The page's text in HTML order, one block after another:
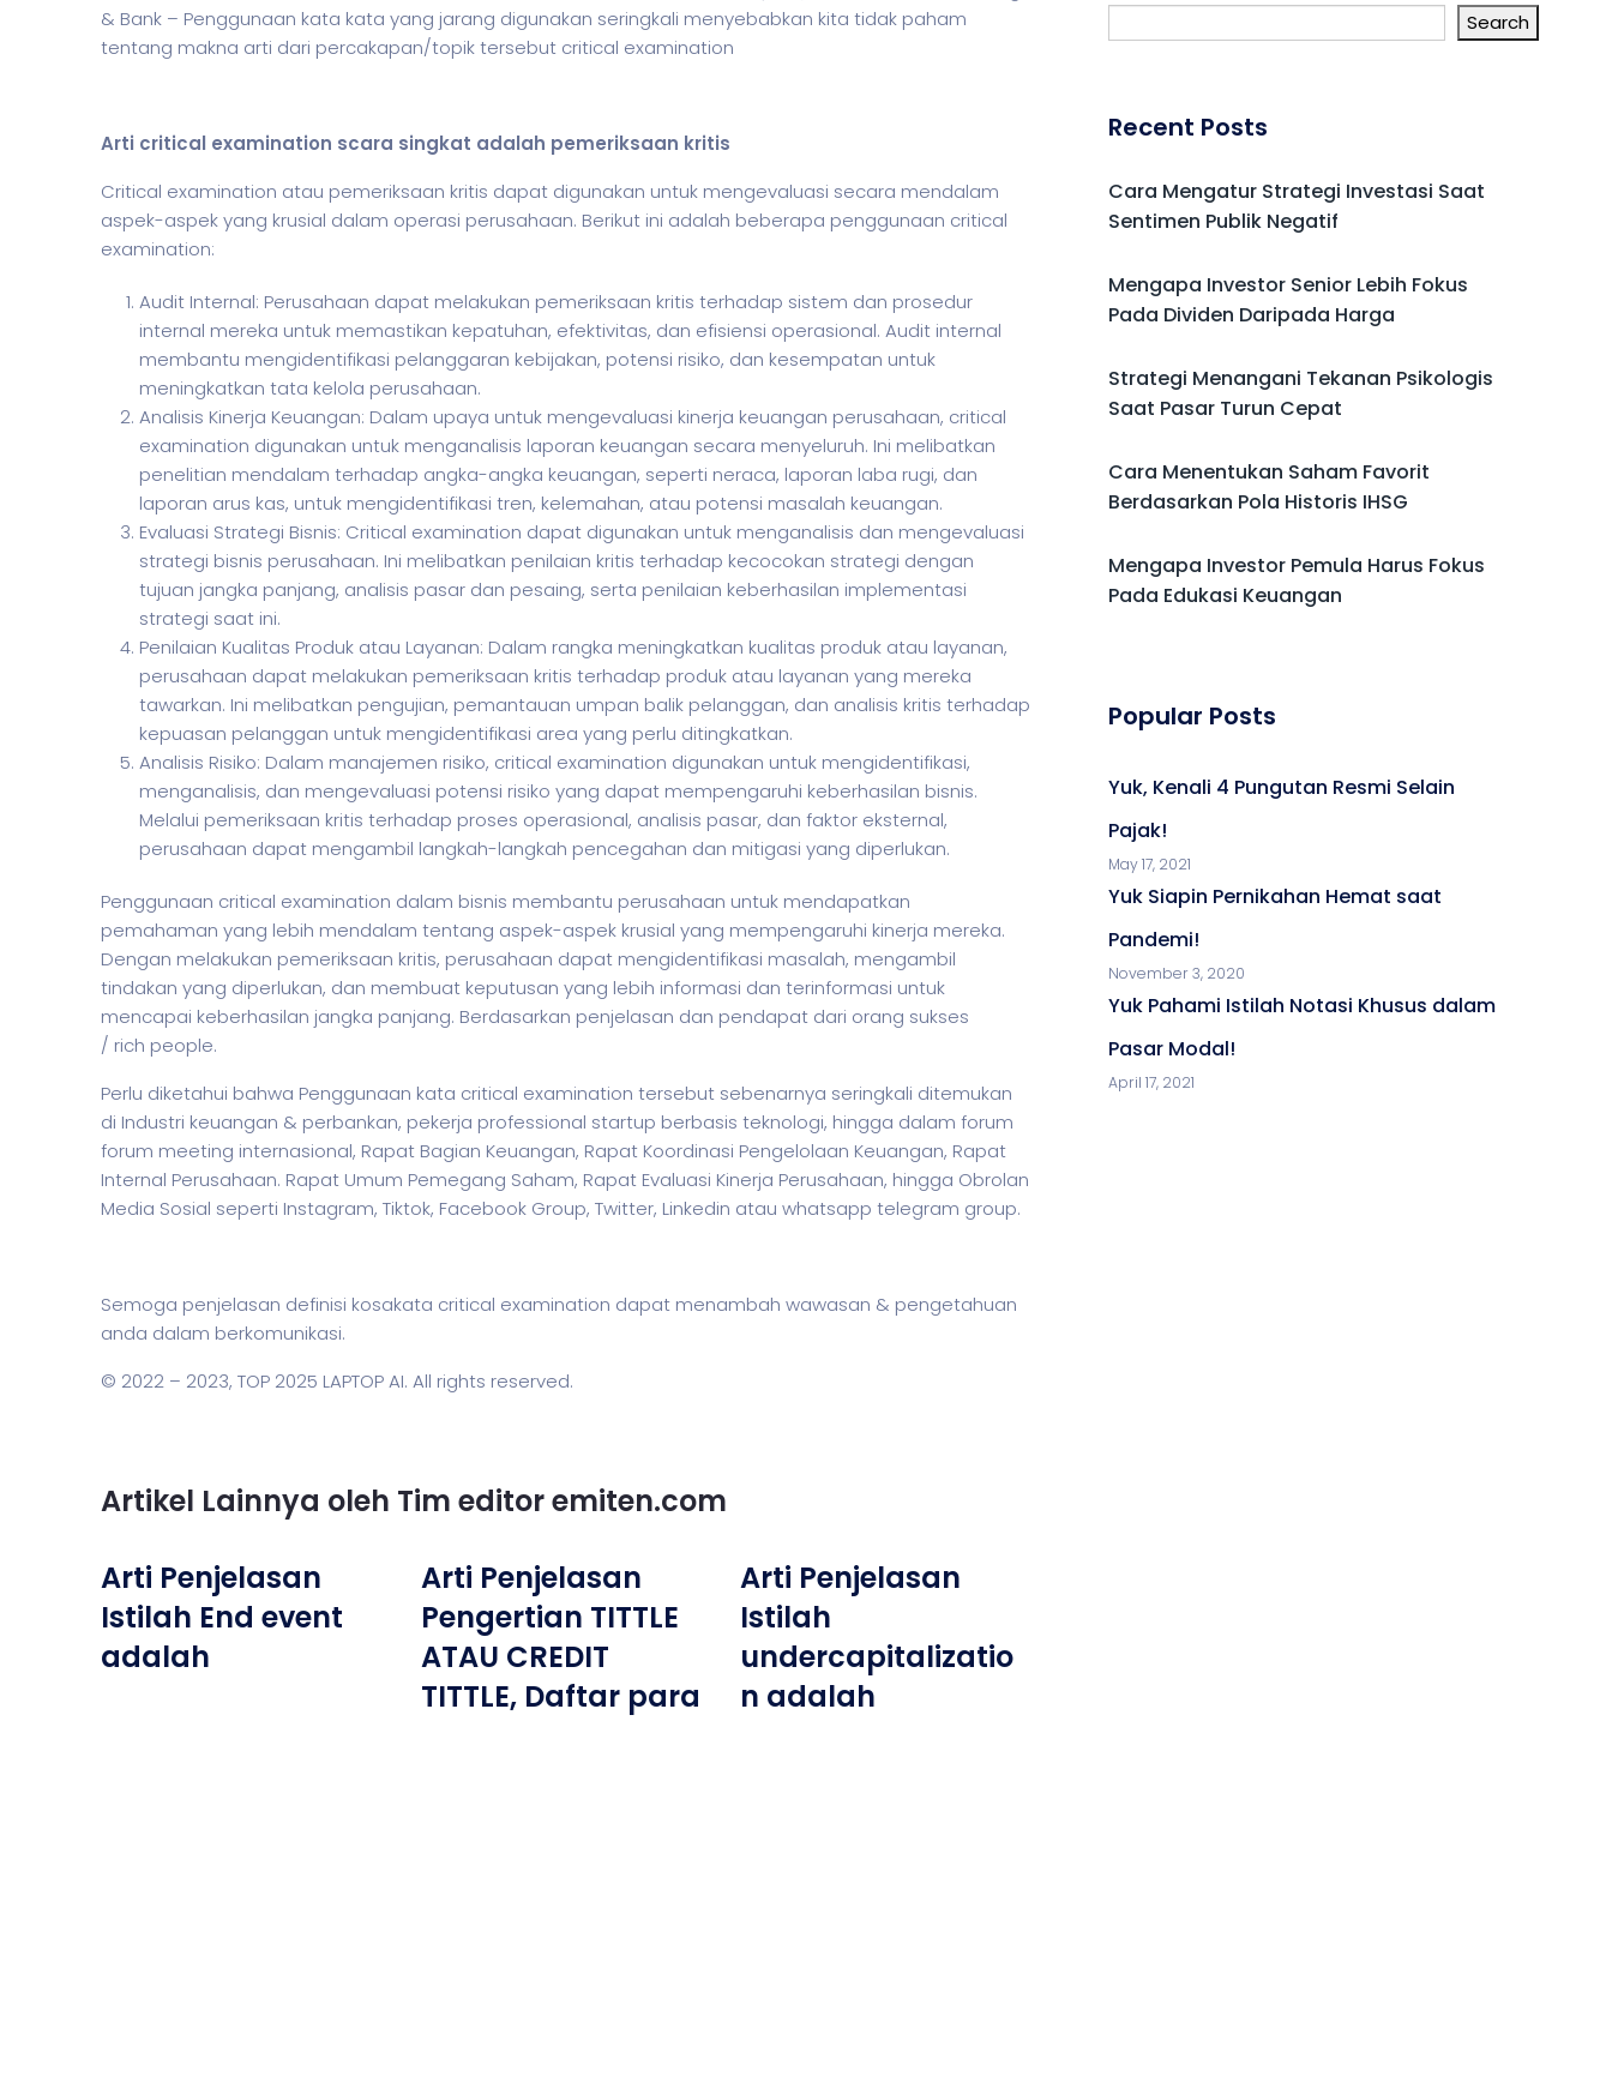
& Bank – Penggunaan kata kata yang jarang digunakan seringkali menyebabkan kita tidak paham
tentang makna arti dari percakapan/topik tersebut critical examination
Arti critical examination scara singkat adalah pemeriksaan kritis
Critical examination atau pemeriksaan kritis dapat digunakan untuk mengevaluasi secara mendalam
aspek-aspek yang krusial dalam operasi perusahaan. Berikut ini adalah beberapa penggunaan critical
examination:
Audit Internal: Perusahaan dapat melakukan pemeriksaan kritis terhadap sistem dan prosedur
internal mereka untuk memastikan kepatuhan, efektivitas, dan efisiensi operasional. Audit internal
membantu mengidentifikasi pelanggaran kebijakan, potensi risiko, dan kesempatan untuk
meningkatkan tata kelola perusahaan.
Analisis Kinerja Keuangan: Dalam upaya untuk mengevaluasi kinerja keuangan perusahaan, critical
examination digunakan untuk menganalisis laporan keuangan secara menyeluruh. Ini melibatkan
penelitian mendalam terhadap angka-angka keuangan, seperti neraca, laporan laba rugi, dan
laporan arus kas, untuk mengidentifikasi tren, kelemahan, atau potensi masalah keuangan.
Evaluasi Strategi Bisnis: Critical examination dapat digunakan untuk menganalisis dan mengevaluasi
strategi bisnis perusahaan. Ini melibatkan penilaian kritis terhadap kecocokan strategi dengan
tujuan jangka panjang, analisis pasar dan pesaing, serta penilaian keberhasilan implementasi
strategi saat ini.
Penilaian Kualitas Produk atau Layanan: Dalam rangka meningkatkan kualitas produk atau layanan,
perusahaan dapat melakukan pemeriksaan kritis terhadap produk atau layanan yang mereka
tawarkan. Ini melibatkan pengujian, pemantauan umpan balik pelanggan, dan analisis kritis terhadap
kepuasan pelanggan untuk mengidentifikasi area yang perlu ditingkatkan.
Analisis Risiko: Dalam manajemen risiko, critical examination digunakan untuk mengidentifikasi,
menganalisis, dan mengevaluasi potensi risiko yang dapat mempengaruhi keberhasilan bisnis.
Melalui pemeriksaan kritis terhadap proses operasional, analisis pasar, dan faktor eksternal,
perusahaan dapat mengambil langkah-langkah pencegahan dan mitigasi yang diperlukan.
Penggunaan critical examination dalam bisnis membantu perusahaan untuk mendapatkan
pemahaman yang lebih mendalam tentang aspek-aspek krusial yang mempengaruhi kinerja mereka.
Dengan melakukan pemeriksaan kritis, perusahaan dapat mengidentifikasi masalah, mengambil
tindakan yang diperlukan, dan membuat keputusan yang lebih informasi dan terinformasi untuk
mencapai keberhasilan jangka panjang. Berdasarkan penjelasan dan pendapat dari orang sukses
/ rich people.
Perlu diketahui bahwa Penggunaan kata critical examination tersebut sebenarnya seringkali ditemukan
di Industri keuangan & perbankan, pekerja professional startup berbasis teknologi, hingga dalam forum
forum meeting internasional, Rapat Bagian Keuangan, Rapat Koordinasi Pengelolaan Keuangan, Rapat
Internal Perusahaan. Rapat Umum Pemegang Saham, Rapat Evaluasi Kinerja Perusahaan, hingga Obrolan
Media Sosial seperti Instagram, Tiktok, Facebook Group, Twitter, Linkedin atau whatsapp telegram group.
Semoga penjelasan definisi kosakata critical examination dapat menambah wawasan & pengetahuan
anda dalam berkomunikasi.
© 2022 – 2023, TOP 2025 LAPTOP AI. All rights reserved.
Artikel Lainnya oleh Tim editor emiten.com
Arti Penjelasan
Istilah End event
adalah
Arti Penjelasan
Pengertian TITTLE
ATAU CREDIT
TITTLE, Daftar para
Arti Penjelasan
Istilah
undercapitalizatio
n adalah
Search
Recent Posts
Cara Mengatur Strategi Investasi Saat
Sentimen Publik Negatif
Mengapa Investor Senior Lebih Fokus
Pada Dividen Daripada Harga
Strategi Menangani Tekanan Psikologis
Saat Pasar Turun Cepat
Cara Menentukan Saham Favorit
Berdasarkan Pola Historis IHSG
Mengapa Investor Pemula Harus Fokus
Pada Edukasi Keuangan
Popular Posts
Yuk, Kenali 4 Pungutan Resmi Selain
Pajak!
May 17, 2021
Yuk Siapin Pernikahan Hemat saat
Pandemi!
November 3, 2020
Yuk Pahami Istilah Notasi Khusus dalam
Pasar Modal!
April 17, 2021